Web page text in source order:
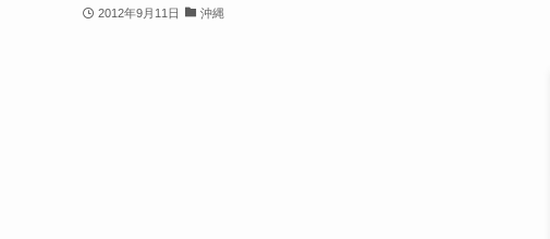
2012年9月11日 沖縄